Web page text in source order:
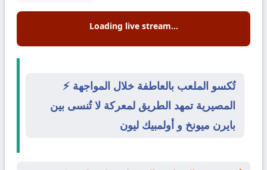
Loading live stream...
⚡ تُكسو الملعب بالعاطفة خلال المواجهة
المصيرية تمهد الطريق لمعركة لا تُنسى بين
بايرن ميونخ و أولمبيك ليون